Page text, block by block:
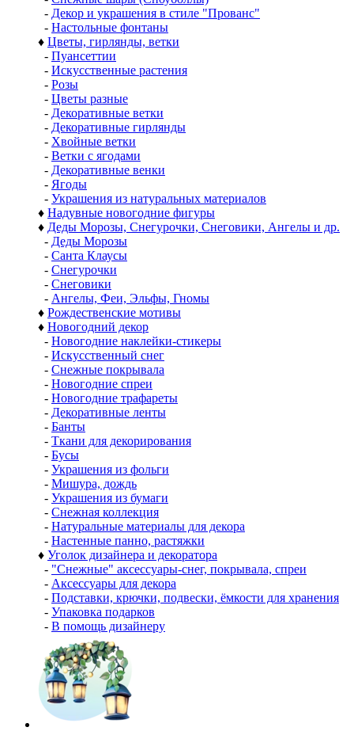
- Декор и украшения в стиле "Прованс"
- Настольные фонтаны
♦ Цветы, гирлянды, ветки
- Пуансеттии
- Искусственные растения
- Розы
- Цветы разные
- Декоративные ветки
- Декоративные гирлянды
- Хвойные ветки
- Ветки с ягодами
- Декоративные венки
- Ягоды
- Украшения из натуральных материалов
♦ Надувные новогодние фигуры
♦ Деды Морозы, Снегурочки, Снеговики, Ангелы и др.
- Деды Морозы
- Санта Клаусы
- Снегурочки
- Снеговики
- Ангелы, Феи, Эльфы, Гномы
♦ Рождественские мотивы
♦ Новогодний декор
- Новогодние наклейки-стикеры
- Искусственный снег
- Снежные покрывала
- Новогодние спреи
- Новогодние трафареты
- Декоративные ленты
- Банты
- Ткани для декорирования
- Бусы
- Украшения из фольги
- Мишура, дождь
- Украшения из бумаги
- Снежная коллекция
- Натуральные материалы для декора
- Настенные панно, растяжки
♦ Уголок дизайнера и декоратора
- "Снежные" аксессуары-снег, покрывала, спреи
- Аксессуары для декора
- Подставки, крючки, подвески, ёмкости для хранения
- Упаковка подарков
- В помощь дизайнеру